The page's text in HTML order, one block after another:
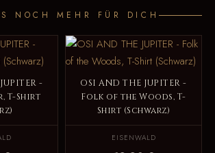
NOCH MEHR FÜR DICH
-
T-Shirt
OSI AND THE JUPITER -
Folk of the Woods, T-
Shirt (Schwarz)
EISENWALD